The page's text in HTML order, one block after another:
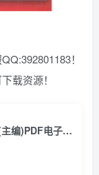
！
载资源！
《口腔正畸治疗常用弓丝弯制技术》李小彤(主编)PDF电子书下载